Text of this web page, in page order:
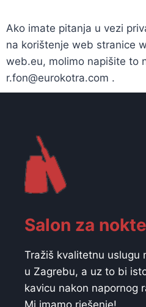
Ako imate pitanja u vezi
na korištenje web stranice
web.eu, molimo napišite to
r.fon@eurokotra.com .
Salon za
Tražiš kvalitetnu uslugu
u Zagrebu, a uz to bi
kavicu nakon napornog
Mi imamo rješenje!